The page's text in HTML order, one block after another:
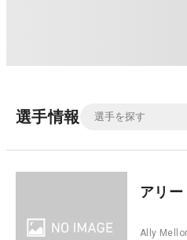
選手情報
アリー
Ally Mellor